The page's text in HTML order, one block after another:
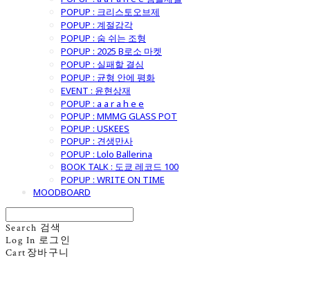
POPUP : 크리스토오브제
POPUP : 계절감각
POPUP : 숨 쉬는 조형
POPUP : 2025 B로소 마켓
POPUP : 실패할 결심
POPUP : 균형 안에 평화
EVENT : 윤현상재
POPUP : a a r a h e e
POPUP : MMMG GLASS POT
POPUP : USKEES
POPUP : 견생만사
POPUP : Lolo Ballerina
BOOK TALK : 도쿄 레코드 100
POPUP : WRITE ON TIME
MOODBOARD
Search 검색
Log In 로그인
Cart 장바구니